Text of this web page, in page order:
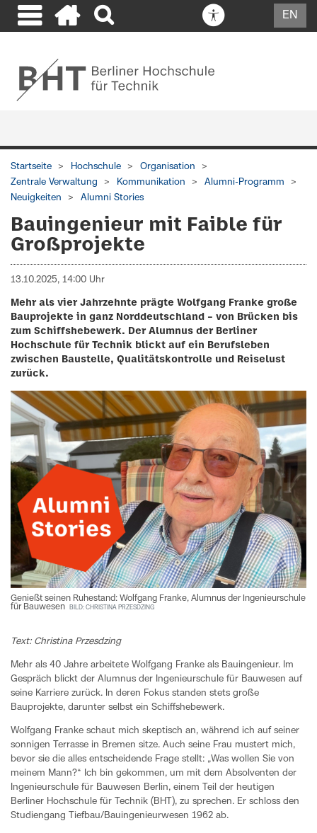
EN
Startseite Hochschule
Organisation
Zentrale Verwaltung
Kommunikation
Alumni-Programm
Neuigkeiten
Alumni Stories
Bauingenieur mit Faible für
Großprojekte
13.10.2025, 14:00 Uhr
Mehr als vier Jahrzehnte prägte Wolfgang Franke große
Bauprojekte in ganz Norddeutschland – von Brücken bis
zum Schiffshebewerk. Der Alumnus der Berliner
Hochschule für Technik blickt auf ein Berufsleben
zwischen Baustelle, Qualitätskontrolle und Reiselust
zurück.
Genießt seinen Ruhestand: Wolfgang Franke, Alumnus der Ingenieurschule
für Bauwesen
BILD: CHRISTINA PRZESDZING
Text: Christina Przesdzing
Mehr als 40 Jahre arbeitete Wolfgang Franke als Bauingenieur. Im
Gespräch blickt der Alumnus der Ingenieurschule für Bauwesen auf
seine Karriere zurück. In deren Fokus standen stets große
Bauprojekte, darunter selbst ein Schiffshebewerk.
Wolfgang Franke schaut mich skeptisch an, während ich auf seiner
sonnigen Terrasse in Bremen sitze. Auch seine Frau mustert mich,
bevor sie die alles entscheidende Frage stellt: „Was wollen Sie von
meinem Mann?“ Ich bin gekommen, um mit dem Absolventen der
Ingenieurschule für Bauwesen Berlin, einem Teil der heutigen
Berliner Hochschule für Technik (BHT), zu sprechen. Er schloss den
Studiengang Tiefbau/Bauingenieurwesen 1962 ab.